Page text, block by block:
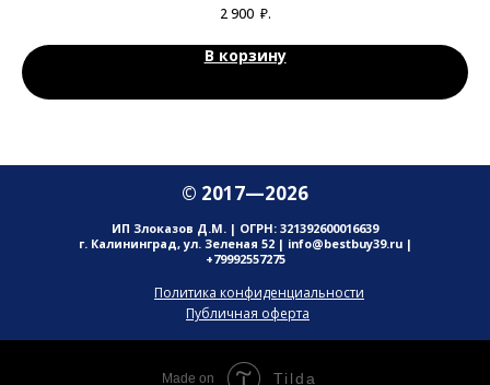
2 900 ₽.
В корзину
© 2017—2026
ИП Злоказов Д.М. | ОГРН: 321392600016639
г. Калининград, ул. Зеленая 52 | info@bestbuy39.ru |
+79992557275
Политика конфиденциальности
Публичная оферта
Made on Tilda